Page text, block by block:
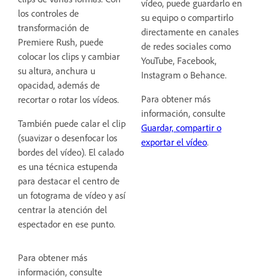
los controles de
transformación de
Premiere Rush, puede
colocar los clips y cambiar
su altura, anchura u
opacidad, además de
recortar o rotar los vídeos.
También puede calar el clip
(suavizar o desenfocar los
bordes del vídeo). El calado
es una técnica estupenda
para destacar el centro de
un fotograma de vídeo y así
centrar la atención del
espectador en ese punto.
Para obtener más
información, consulte
vídeo, puede guardarlo en
su equipo o compartirlo
directamente en canales
de redes sociales como
YouTube, Facebook,
Instagram o Behance.
Para obtener más
información, consulte
Guardar, compartir o
exportar el vídeo.